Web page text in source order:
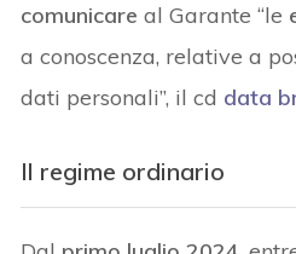
comunicare al Garante “le
a conoscenza, relative a
dati personali”, il cd data
Il regime ordinario